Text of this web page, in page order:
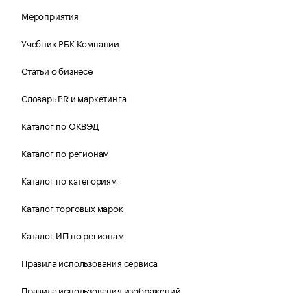
Мероприятия
Учебник РБК Компании
Статьи о бизнесе
Словарь PR и маркетинга
Каталог по ОКВЭД
Каталог по регионам
Каталог по категориям
Каталог торговых марок
Каталог ИП по регионам
Правила использования сервиса
Правила использования изображений